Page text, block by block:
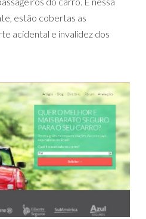
estão cobertas as
acidental e invalidez dos